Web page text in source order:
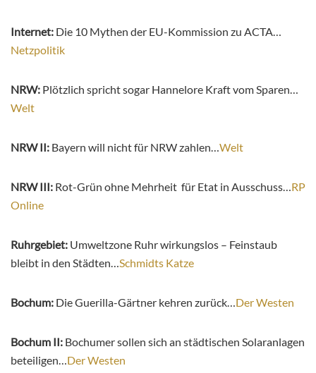
Internet: Die 10 Mythen der EU-Kommission zu ACTA…
Netzpolitik
NRW: Plötzlich spricht sogar Hannelore Kraft vom Sparen…
Welt
NRW II: Bayern will nicht für NRW zahlen…Welt
NRW III: Rot-Grün ohne Mehrheit für Etat in Ausschuss…RP
Online
Ruhrgebiet: Umweltzone Ruhr wirkungslos – Feinstaub
bleibt in den Städten…Schmidts Katze
Bochum: Die Guerilla-Gärtner kehren zurück…Der Westen
Bochum II: Bochumer sollen sich an städtischen Solaranlagen
beteiligen…Der Westen